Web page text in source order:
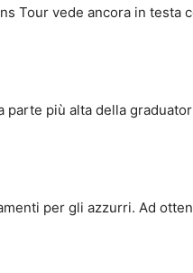
Tour vede ancora in testa
parte più alta della
per gli azzurri. Ad